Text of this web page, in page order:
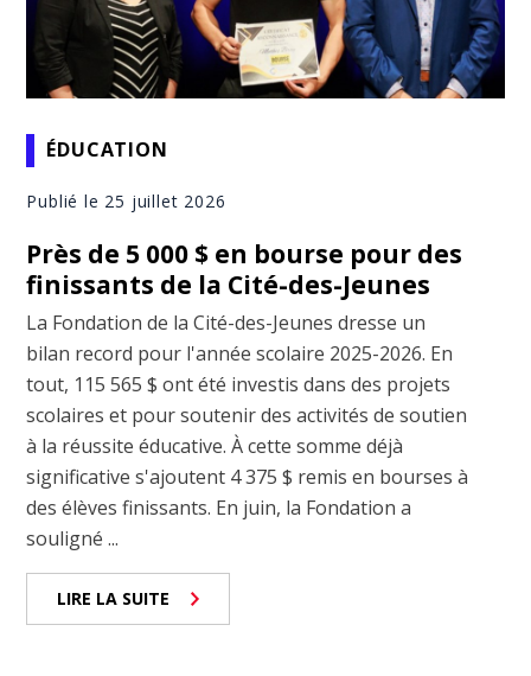
ÉDUCATION
Publié le 25 juillet 2026
Près de 5 000 $ en bourse pour des
finissants de la Cité-des-Jeunes
La Fondation de la Cité-des-Jeunes dresse un
bilan record pour l'année scolaire 2025-2026. En
tout, 115 565 $ ont été investis dans des projets
scolaires et pour soutenir des activités de soutien
à la réussite éducative. À cette somme déjà
significative s'ajoutent 4 375 $ remis en bourses à
des élèves finissants. En juin, la Fondation a
souligné ...
LIRE LA SUITE